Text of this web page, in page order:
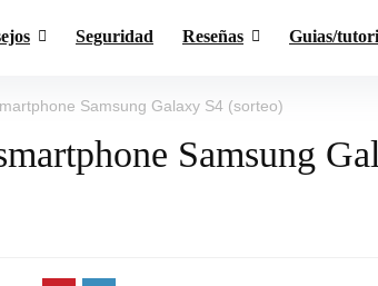
Seguridad Reseñas Guias/
Samsung Galaxy S4 (sorteo)
Samsung